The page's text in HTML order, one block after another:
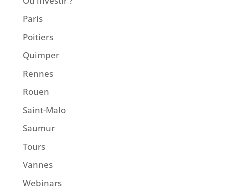
Paris
Poitiers
Quimper
Rennes
Rouen
Saint-Malo
Saumur
Tours
Vannes
Webinars